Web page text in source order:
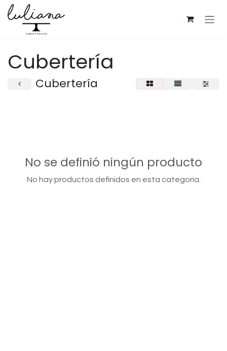
Ir al contenido
Cubertería
Cubertería
No se definió ningún producto
No hay productos definidos en esta categoría.